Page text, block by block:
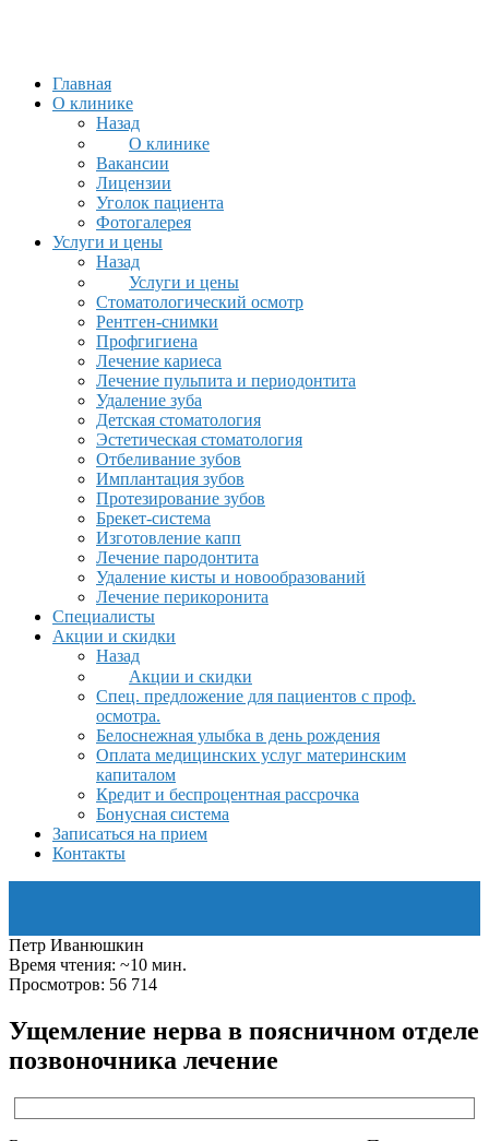
Главная
О клинике
Назад
О клинике
Вакансии
Лицензии
Уголок пациента
Фотогалерея
Услуги и цены
Назад
Услуги и цены
Стоматологический осмотр
Рентген-снимки
Профгигиена
Лечение кариеса
Лечение пульпита и периодонтита
Удаление зуба
Детская стоматология
Эстетическая стоматология
Отбеливание зубов
Имплантация зубов
Протезирование зубов
Брекет-система
Изготовление капп
Лечение пародонтита
Удаление кисты и новообразований
Лечение перикоронита
Специалисты
Акции и скидки
Назад
Акции и скидки
Спец. предложение для пациентов с проф.
осмотра.
Белоснежная улыбка в день рождения
Оплата медицинских услуг материнским
капиталом
Кредит и беспроцентная рассрочка
Бонусная система
Записаться на прием
Контакты
Петр Иванюшкин
Время чтения: ~10 мин.
Просмотров: 56 714
Ущемление нерва в поясничном отделе
позвоночника лечение